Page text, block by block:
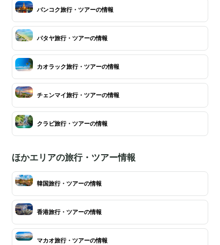
バンコク旅行・ツアーの情報
パタヤ旅行・ツアーの情報
カオラック旅行・ツアーの情報
チェンマイ旅行・ツアーの情報
クラビ旅行・ツアーの情報
ほかエリアの旅行・ツアー情報
韓国旅行・ツアーの情報
香港旅行・ツアーの情報
マカオ旅行・ツアーの情報